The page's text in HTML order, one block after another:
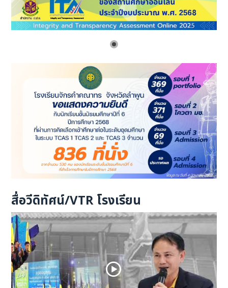
สื่อวีดิทัศน์/VTR โรงเรียน